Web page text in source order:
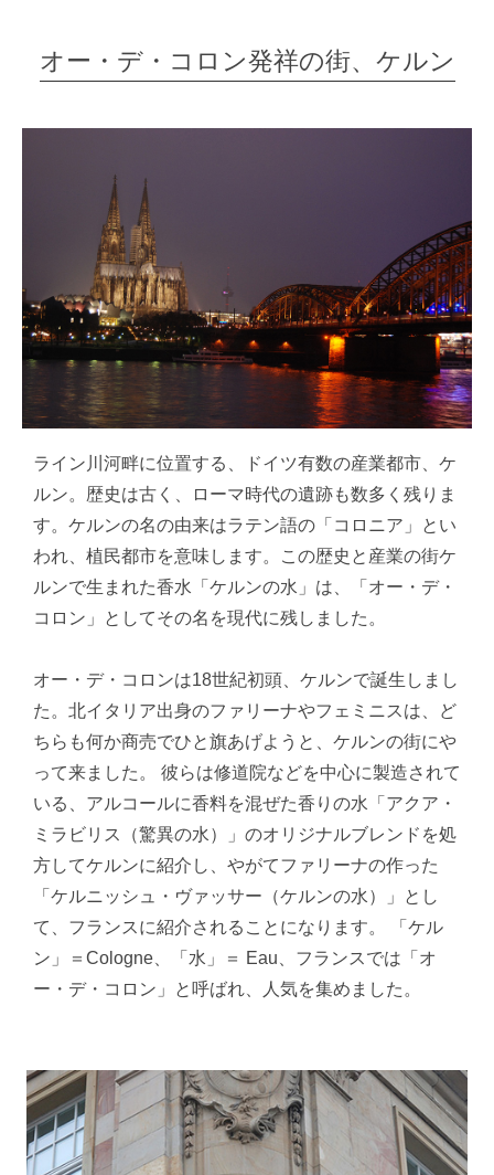
オー・デ・コロン発祥の街、ケルン
ライン川河畔に位置する、ドイツ有数の産業都市、ケ
ルン。歴史は古く、ローマ時代の遺跡も数多く残りま
す。ケルンの名の由来はラテン語の「コロニア」とい
われ、植民都市を意味します。この歴史と産業の街ケ
ルンで生まれた香水「ケルンの水」は、「オー・デ・
コロン」としてその名を現代に残しました。
オー・デ・コロンは18世紀初頭、ケルンで誕生しまし
た。北イタリア出身のファリーナやフェミニスは、ど
ちらも何か商売でひと旗あげようと、ケルンの街にや
って来ました。 彼らは修道院などを中心に製造されて
いる、アルコールに香料を混ぜた香りの水「アクア・
ミラビリス（驚異の水）」のオリジナルブレンドを処
方してケルンに紹介し、やがてファリーナの作った
「ケルニッシュ・ヴァッサー（ケルンの水）」とし
て、フランスに紹介されることになります。 「ケル
ン」＝Cologne、「水」＝ Eau、フランスでは「オ
ー・デ・コロン」と呼ばれ、人気を集めました。